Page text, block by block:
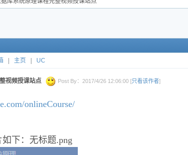
主页 UC
视频授课站点 Post By：2017/4/26 12:06:00 [只看该作者]
onlineCourse/
下：无标题.png